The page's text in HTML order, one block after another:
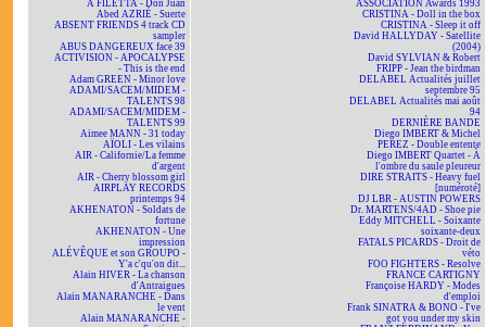
A FILETTA - Don Juan
Abed AZRIÉ - Suerte
ABSENT FRIENDS 4 track CD
sampler
ABUS DANGEREUX face 39
ACTIVISION - APOCALYPSE
- This is the end
Adam GREEN - Minor love
ADAMI/SACEM/MIDEM -
TALENTS 98
ADAMI/SACEM/MIDEM -
TALENTS 99
Aimee MANN - 31 today
AÏOLI - Les vilains
AIR - Californie/La femme
d'argent
AIR - Cherry blossom girl
AIRPLAY RECORDS
printemps 94
AKHENATON - Soldats de
fortune
AKHENATON - Une
impression
ALÉVÊQUE et son GROUPO -
Y'a c'qu'on dit...
Alain HIVER - La chanson
d'Antraigues
Alain MANARANCHE - Dans
le vent
Alain MANARANCHE -
ASSOCIATION Awards 1993
CRISTINA - Doll in the box
CRISTINA - Sleep it off
David HALLYDAY - Satellite
(2004)
David SYLVIAN & Robert
FRIPP - Jean the birdman
DELABEL Actualités juillet
septembre 95
DELABEL Actualités mai août
94
DERNIÈRE BANDE
Diego IMBERT & Michel
PEREZ - Double entente
Diego IMBERT Quartet - À
l'ombre du saule pleureur
DIRE STRAITS - Heavy fuel
[numéroté]
DJ LBR - AUSTIN POWERS
Dr. MARTENS/4AD - Shoe pie
Eddy MITCHELL - Soixante
soixante-deux
FATALS PICARDS - Droit de
véto
FOO FIGHTERS - Resolve
FRANCE CARTIGNY
Françoise HARDY - Modes
d'emploi
Frank SINATRA & BONO - I've
got you under my skin